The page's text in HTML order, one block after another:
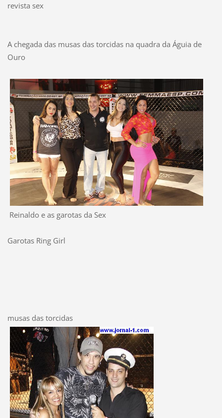
revista sex
A chegada das musas das torcidas na quadra da Águia de
Ouro
Reinaldo e as garotas da Sex
Garotas Ring Girl
musas das torcidas